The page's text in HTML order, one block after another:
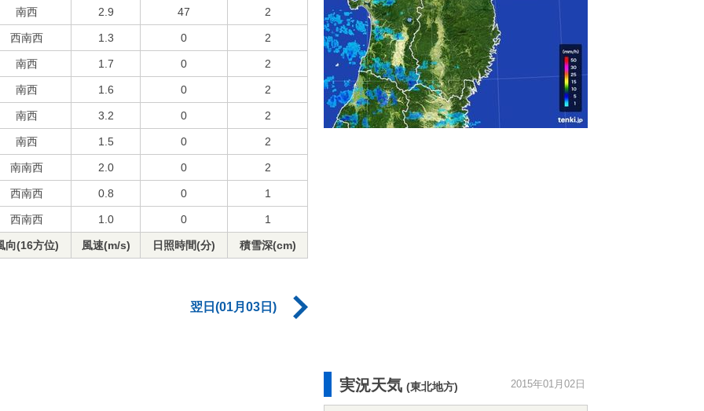
南西 2.9 47 2
西南西 1.3 0 2
南西 1.7 0 2
南西 1.6 0 2
南西 3.2 0 2
南西 1.5 0 2
南南西 2.0 0 2
西南西 0.8 0 1
西南西 1.0 0 1
向(16方位) 風速(m/s) 日照時間(分) 積雪深(cm)
翌日(01月03日)
実況天気 (東北地方) 2015年01月02日